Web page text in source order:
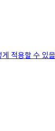
적용할 수